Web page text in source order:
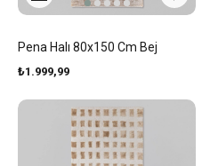
Pena Halı 80x150 Cm Bej
₺1.999,99